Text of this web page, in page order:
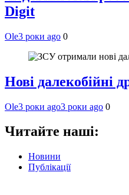
Digit
Ole3 роки ago 0
Нові далекобійні
Ole3 роки ago3 роки ago 0
Читайте наші:
Новини
Публікації